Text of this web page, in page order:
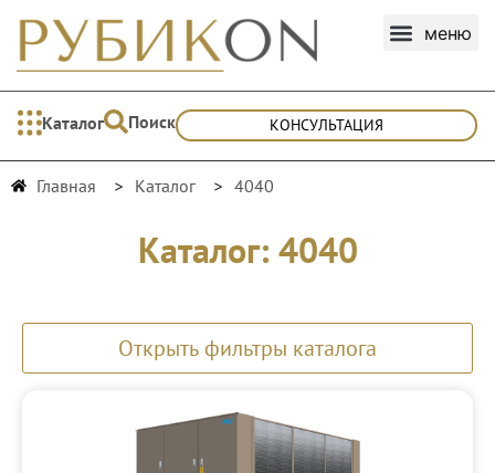
Каталог Поиск КОНСУЛЬТАЦИЯ
Главная Каталог 4040
Каталог: 4040
Открыть фильтры каталога